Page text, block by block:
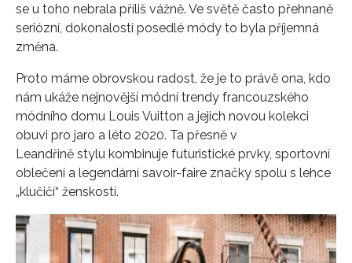
se u toho nebrala příliš vážně. Ve světě často přehnaně
seriózní, dokonalostí posedlé módy to byla příjemná
změna.
Proto máme obrovskou radost, že je to právě ona, kdo
nám ukáže nejnovější módní trendy francouzského
módního domu Louis Vuitton a jejich novou kolekci
obuvi pro jaro a léto 2020. Ta přesně v
Leandřině stylu kombinuje futuristické prvky, sportovní
oblečení a legendární savoir-faire značky spolu s lehce
„klučičí“ ženskostí.